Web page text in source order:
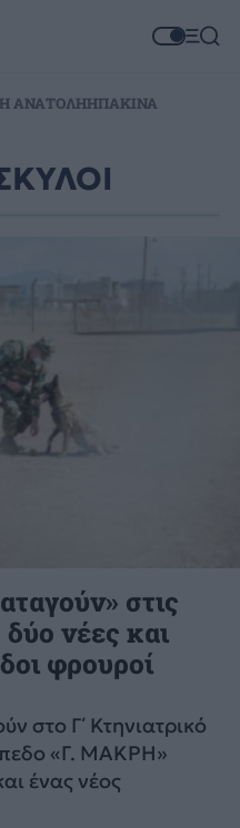
ΑΝΑΤΟΛΗΗΠΑΚΙΝΑ
στις
νέες και
φρουροί
στο Γ΄ Κτηνιατρικό
«Γ. ΜΑΚΡΗ»
ένας νέος